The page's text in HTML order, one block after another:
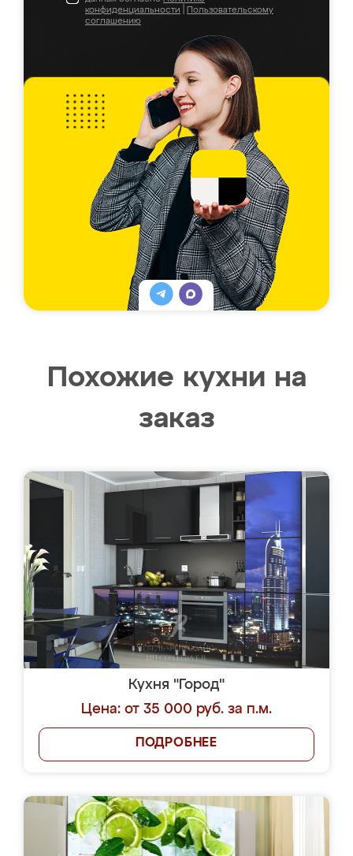
конфиденциальности
Пользовательскому
соглашению
Похожие кухни на
заказ
Кухня "Город"
Цена: от 35 000 руб. за п.м.
ПОДРОБНЕЕ